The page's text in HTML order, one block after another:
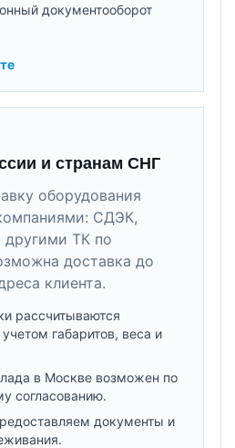
документооборот
и странам СНГ
оборудования
СДЭК,
ТК по
доставка до
клиента.
рассчитываются
габаритов, веса и
в Москве возможен по
согласованию.
документы и